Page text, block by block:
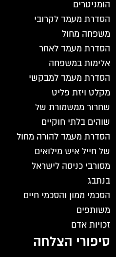
הומניטרים
הסדרת מעמד לקרובי
משפחה מחול
הסדרת מעמד לאחר
אלימות במשפחה
הסדרת מעמד למבקשי
מקלט ויזת פליט
שחרור ממשמורת של
שוהים בלתי חוקיים
הסדרת מעמד להורה מחול
של חייל איש מילואים
מסורבי כניסה לישראל
בנתבג
הסכמי ממון והסכמי חיים
משותפים
זכויות אדם
סיפורי הצלחה